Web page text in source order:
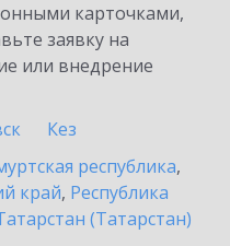
карточками,
заявку на
или внедрение
Кез
республика,
край, Республика
(Татарстан)